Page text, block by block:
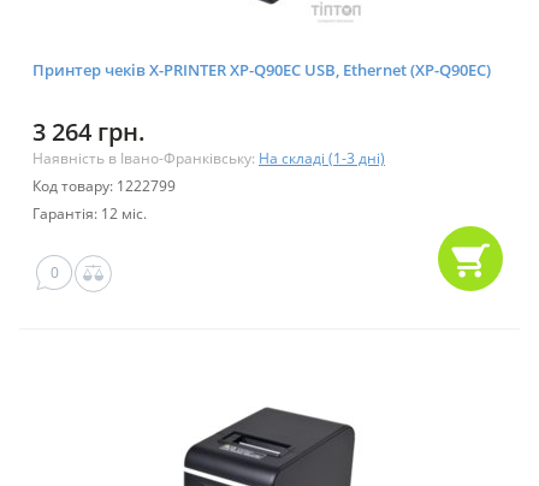
Принтер чеків X-PRINTER XP-Q90EC USB, Ethernet (XP-Q90EC)
3 264 грн.
Наявність в Івано-Франківську: На складі (1-3 дні)
Код товару: 1222799
Гарантія: 12 міс.
0